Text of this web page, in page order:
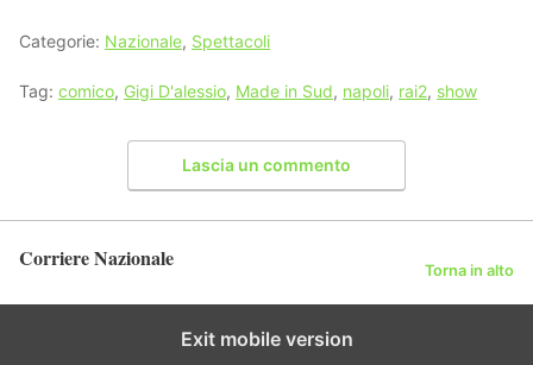
Categorie: Nazionale, Spettacoli
Tag: comico, Gigi D'alessio, Made in Sud, napoli, rai2, show
Lascia un commento
Corriere Nazionale Torna in alto
Exit mobile version